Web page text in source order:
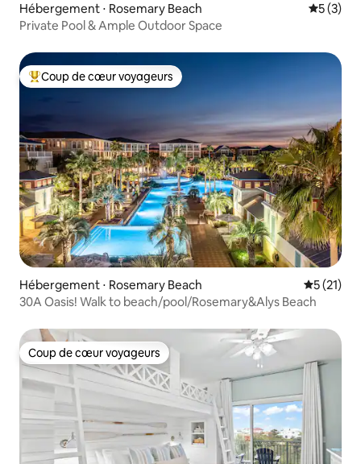
Hébergement ⋅ Rosemary Beach
5 (3)
Private Pool & Ample Outdoor Space
Coups de cœur voyageurs les plus appréciés
Coup de cœur voyageurs
Hébergement ⋅ Rosemary Beach
5 (21)
30A Oasis! Walk to beach/pool/Rosemary&Alys Beach
Coup de cœur voyageurs
Coup de cœur voyageurs